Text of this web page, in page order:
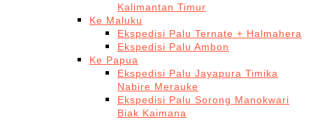
Kalimantan Timur
Ke Maluku
Ekspedisi Palu Ternate + Halmahera
Ekspedisi Palu Ambon
Ke Papua
Ekspedisi Palu Jayapura Timika
Nabire Merauke
Ekspedisi Palu Sorong Manokwari
Biak Kaimana